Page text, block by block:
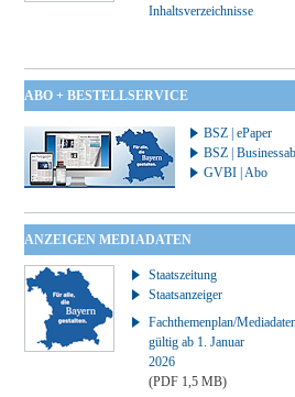
Inhaltsverzeichnisse
ABO + BESTELLSERVICE
BSZ | ePaper
BSZ |
GVBI | Abo
ANZEIGEN MEDIADATEN
Staatszeitung
Staatsanzeiger
Fachthemenplan/
gültig ab 1. Januar
2026
(PDF 1,5 MB)